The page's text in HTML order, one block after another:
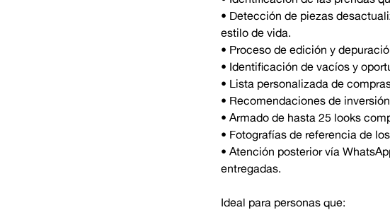
• Detección de piezas
estilo de vida.
• Proceso de edición y
• Identificación de vacíos y
• Lista personalizada de
• Recomendaciones de
• Armado de hasta 25 looks
• Fotografías de referencia de
• Atención posterior vía
entregadas.
Ideal para personas que: